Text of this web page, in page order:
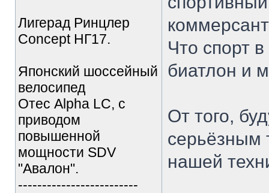
Лигерад Ринцлер
Concept НГ17.
Японский шоссейный
велосипед
Отес Alpha LC, с
приводом
повышенной
мощности SDV
"Авалон".
-------------------------
Что спорт
биатлон и
От того,
серьёзным
нашей